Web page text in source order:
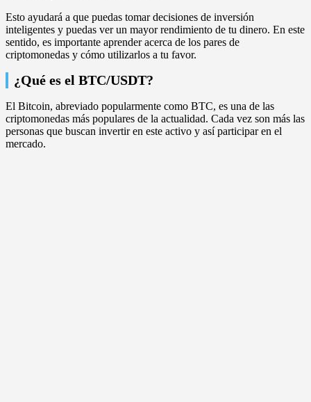
Esto ayudará a que puedas tomar decisiones de inversión
inteligentes y puedas ver un mayor rendimiento de tu dinero. En este
sentido, es importante aprender acerca de los pares de
criptomonedas y cómo utilizarlos a tu favor.
¿Qué es el BTC/USDT?
El Bitcoin, abreviado popularmente como BTC, es una de las
criptomonedas más populares de la actualidad. Cada vez son más las
personas que buscan invertir en este activo y así participar en el
mercado.